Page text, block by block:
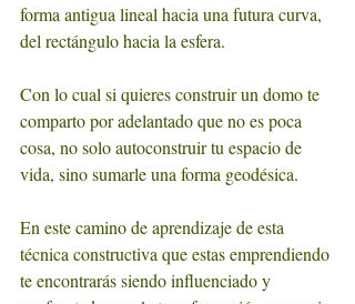
forma antigua lineal hacia una futura curva,
del rectángulo hacia la esfera.
Con lo cual si quieres construir un domo te
comparto por adelantado que no es poca
cosa, no solo autoconstruir tu espacio de
vida, sino sumarle una forma geodésica.
En este camino de aprendizaje de esta
técnica constructiva que estas emprendiendo
te encontrarás siendo influenciado y